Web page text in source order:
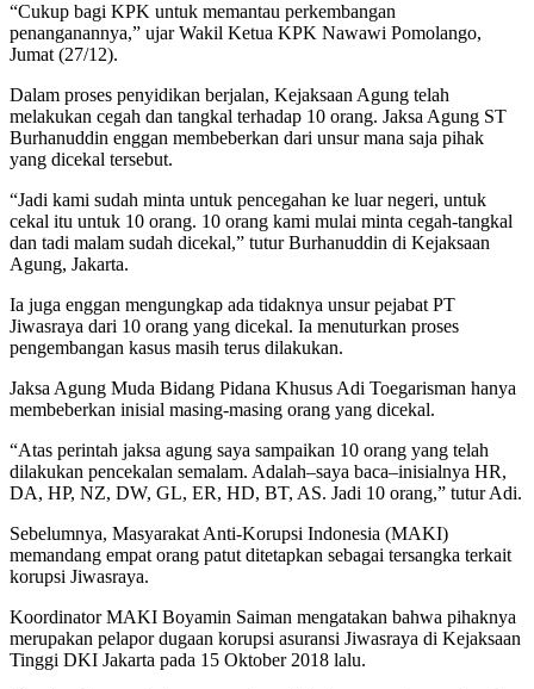
“Cukup bagi KPK untuk memantau perkembangan
penanganannya,” ujar Wakil Ketua KPK Nawawi Pomolango,
Jumat (27/12).
Dalam proses penyidikan berjalan, Kejaksaan Agung telah
melakukan cegah dan tangkal terhadap 10 orang. Jaksa Agung ST
Burhanuddin enggan membeberkan dari unsur mana saja pihak
yang dicekal tersebut.
“Jadi kami sudah minta untuk pencegahan ke luar negeri, untuk
cekal itu untuk 10 orang. 10 orang kami mulai minta cegah-tangkal
dan tadi malam sudah dicekal,” tutur Burhanuddin di Kejaksaan
Agung, Jakarta.
Ia juga enggan mengungkap ada tidaknya unsur pejabat PT
Jiwasraya dari 10 orang yang dicekal. Ia menuturkan proses
pengembangan kasus masih terus dilakukan.
Jaksa Agung Muda Bidang Pidana Khusus Adi Toegarisman hanya
membeberkan inisial masing-masing orang yang dicekal.
“Atas perintah jaksa agung saya sampaikan 10 orang yang telah
dilakukan pencekalan semalam. Adalah–saya baca–inisialnya HR,
DA, HP, NZ, DW, GL, ER, HD, BT, AS. Jadi 10 orang,” tutur Adi.
Sebelumnya, Masyarakat Anti-Korupsi Indonesia (MAKI)
memandang empat orang patut ditetapkan sebagai tersangka terkait
korupsi Jiwasraya.
Koordinator MAKI Boyamin Saiman mengatakan bahwa pihaknya
merupakan pelapor dugaan korupsi asuransi Jiwasraya di Kejaksaan
Tinggi DKI Jakarta pada 15 Oktober 2018 lalu.